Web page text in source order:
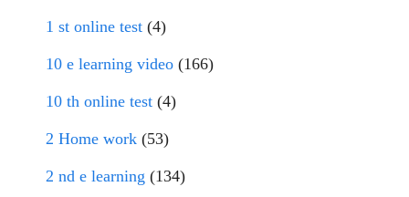
1 st online test (4)
10 e learning video (166)
10 th online test (4)
2 Home work (53)
2 nd e learning (134)